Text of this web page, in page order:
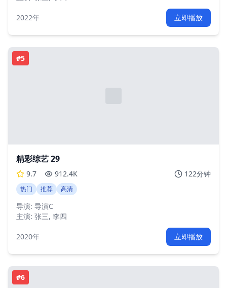
2022年 立即播放
#5
精彩综艺 29
9.7 912.4K 122分钟
热门 推荐 高清
导演: 导演C
主演: 张三, 李四
2020年 立即播放
#6